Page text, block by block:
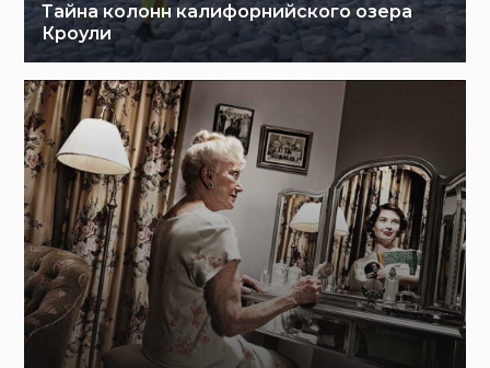
Тайна колонн калифорнийского озера
Кроули